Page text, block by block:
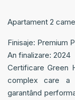
Apartament 2
Finisaje: Premium
An finalizare: 2024
Certificare Green
complex care a
garantând